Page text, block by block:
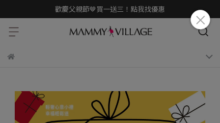
歡慶父親節🤎買一送三！點我找優惠